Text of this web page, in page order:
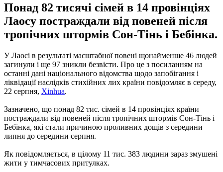
Понад 82 тисячі сімей в 14 провінціях
Лаосу постраждали від повеней після
тропічних штормів Сон-Тінь і Бебінка.
У Лаосі в результаті масштабної повені щонайменше 46 людей
загинули і ще 97 зникли безвісти. Про це з посиланням на
останні дані національного відомства щодо запобігання і
ліквідації наслідків стихійних лих країни повідомляє в середу,
22 серпня, Xinhua.
Зазначено, що понад 82 тис. сімей в 14 провінціях країни
постраждали від повеней після тропічних штормів Сон-Тінь ​​і
Бебінка, які стали причиною проливних дощів з середини
липня до середини серпня.
Як повідомляється, в цілому 11 тис. 383 людини зараз змушені
жити у тимчасових притулках.